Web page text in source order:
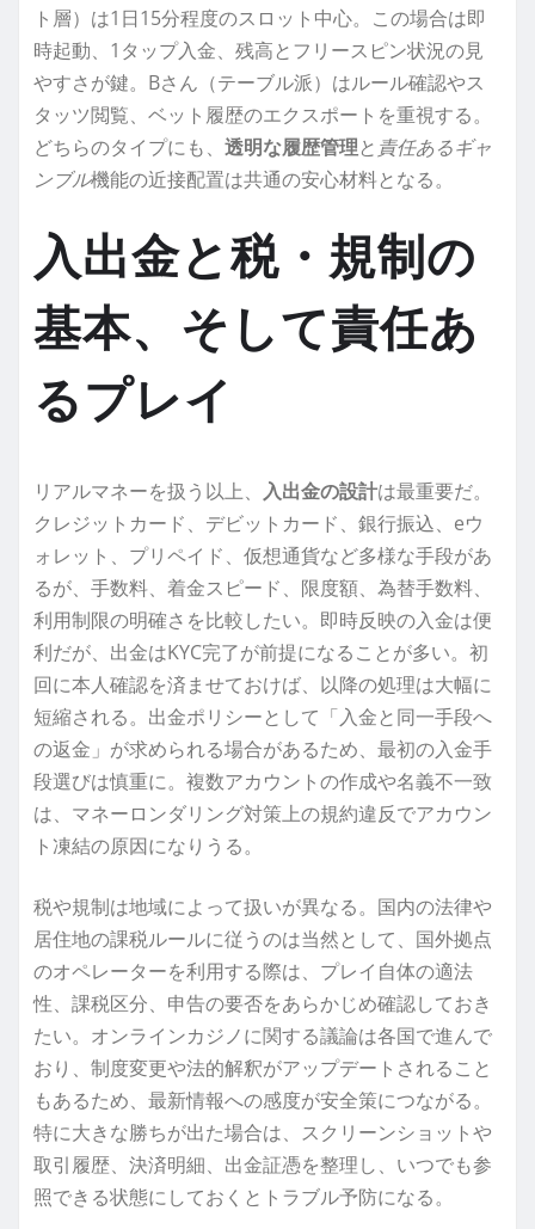
ト層）は1日15分程度のスロット中心。この場合は即
時起動、1タップ入金、残高とフリースピン状況の見
やすさが鍵。Bさん（テーブル派）はルール確認やス
タッツ閲覧、ベット履歴のエクスポートを重視する。
どちらのタイプにも、 透明な履歴管理と 責任あるギャ
ンブル機能の近接配置は共通の安心材料となる。
入出金と税・規制の
基本、そして責任あ
るプレイ
リアルマネーを扱う以上、 入出金の設計は最重要だ。
クレジットカード、デビットカード、銀行振込、eウ
ォレット、プリペイド、仮想通貨など多様な手段があ
るが、手数料、着金スピード、限度額、為替手数料、
利用制限の明確さを比較したい。即時反映の入金は便
利だが、出金はKYC完了が前提になることが多い。初
回に本人確認を済ませておけば、以降の処理は大幅に
短縮される。出金ポリシーとして「入金と同一手段へ
の返金」が求められる場合があるため、最初の入金手
段選びは慎重に。複数アカウントの作成や名義不一致
は、マネーロンダリング対策上の規約違反でアカウン
ト凍結の原因になりうる。
税や規制は地域によって扱いが異なる。国内の法律や
居住地の課税ルールに従うのは当然として、国外拠点
のオペレーターを利用する際は、プレイ自体の適法
性、課税区分、申告の要否をあらかじめ確認しておき
たい。オンラインカジノに関する議論は各国で進んで
おり、制度変更や法的解釈がアップデートされること
もあるため、最新情報への感度が安全策につながる。
特に大きな勝ちが出た場合は、スクリーンショットや
取引履歴、決済明細、出金証憑を整理し、いつでも参
照できる状態にしておくとトラブル予防になる。